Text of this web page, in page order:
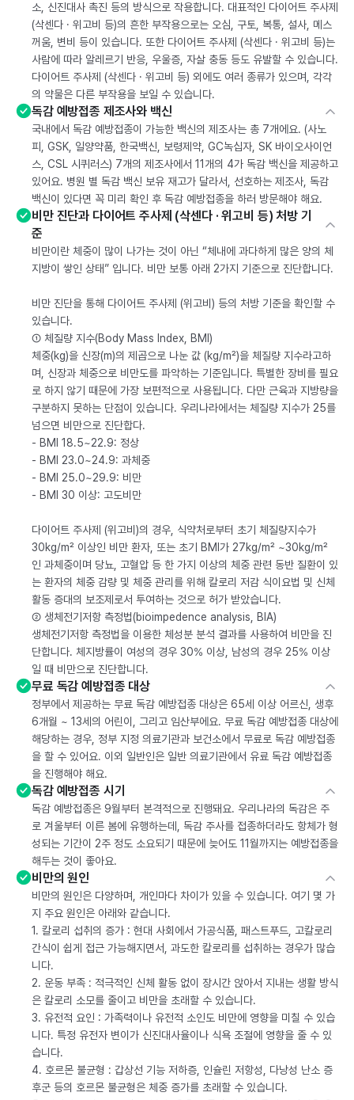
소, 신진대사 촉진 등의 방식으로 작용합니다. 대표적인 다이어트 주사제
(삭센다 · 위고비 등)의 흔한 부작용으로는 오심, 구토, 복통, 설사, 메스
꺼움, 변비 등이 있습니다. 또한 다이어트 주사제 (삭센다 · 위고비 등)는
사람에 따라 알레르기 반응, 우울증, 자살 충동 등도 유발할 수 있습니다.
다이어트 주사제 (삭센다 · 위고비 등) 외에도 여러 종류가 있으며, 각각
의 약물은 다른 부작용을 보일 수 있습니다.
독감 예방접종 제조사와 백신
국내에서 독감 예방접종이 가능한 백신의 제조사는 총 7개에요. (사노
피, GSK, 일양약품, 한국백신, 보령제약, GC녹십자, SK 바이오사이언
스, CSL 시퀴러스) 7개의 제조사에서 11개의 4가 독감 백신을 제공하고
있어요. 병원 별 독감 백신 보유 재고가 달라서, 선호하는 제조사, 독감
백신이 있다면 꼭 미리 확인 후 독감 예방접종을 하러 방문해야 해요.
비만 진단과 다이어트 주사제 (삭센다 · 위고비 등) 처방 기
준
비만이란 체중이 많이 나가는 것이 아닌 “체내에 과다하게 많은 양의 체
지방이 쌓인 상태” 입니다. 비만 보통 아래 2가지 기준으로 진단합니다.
비만 진단을 통해 다이어트 주사제 (위고비) 등의 처방 기준을 확인할 수
있습니다.
① 체질량 지수(Body Mass Index, BMI)
체중(kg)을 신장(m)의 제곱으로 나눈 값 (kg/m²)을 체질량 지수라고하
며, 신장과 체중으로 비만도를 파악하는 기준입니다. 특별한 장비를 필요
로 하지 않기 때문에 가장 보편적으로 사용됩니다. 다만 근육과 지방량을
구분하지 못하는 단점이 있습니다. 우리나라에서는 체질량 지수가 25를
넘으면 비만으로 진단합다.
- BMI 18.5~22.9: 정상
- BMI 23.0~24.9: 과체중
- BMI 25.0~29.9: 비만
- BMI 30 이상: 고도비만
다이어트 주사제 (위고비)의 경우, 식약처로부터 초기 체질량지수가
30kg/m² 이상인 비만 환자, 또는 초기 BMI가 27kg/m² ~30kg/m²
인 과체중이며 당뇨, 고혈압 등 한 가지 이상의 체중 관련 동반 질환이 있
는 환자의 체중 감량 및 체중 관리를 위해 칼로리 저감 식이요법 및 신체
활동 증대의 보조제로서 투여하는 것으로 허가 받았습니다.
② 생체전기저항 측정법(bioimpedence analysis, BIA)
생체전기저항 측정법을 이용한 체성분 분석 결과를 사용하여 비만을 진
단합니다. 체지방률이 여성의 경우 30% 이상, 남성의 경우 25% 이상
일 때 비만으로 진단합니다.
무료 독감 예방접종 대상
정부에서 제공하는 무료 독감 예방접종 대상은 65세 이상 어르신, 생후
6개월 ~ 13세의 어린이, 그리고 임산부에요. 무료 독감 예방접종 대상에
해당하는 경우, 정부 지정 의료기관과 보건소에서 무료로 독감 예방접종
을 할 수 있어요. 이외 일반인은 일반 의료기관에서 유료 독감 예방접종
을 진행해야 해요.
독감 예방접종 시기
독감 예방접종은 9월부터 본격적으로 진행돼요. 우리나라의 독감은 주
로 겨울부터 이른 봄에 유행하는데, 독감 주사를 접종하더라도 항체가 형
성되는 기간이 2주 정도 소요되기 때문에 늦어도 11월까지는 예방접종을
해두는 것이 좋아요.
비만의 원인
비만의 원인은 다양하며, 개인마다 차이가 있을 수 있습니다. 여기 몇 가
지 주요 원인은 아래와 같습니다.
1. 칼로리 섭취의 증가 : 현대 사회에서 가공식품, 패스트푸드, 고칼로리
간식이 쉽게 접근 가능해지면서, 과도한 칼로리를 섭취하는 경우가 많습
니다.
2. 운동 부족 : 적극적인 신체 활동 없이 장시간 앉아서 지내는 생활 방식
은 칼로리 소모를 줄이고 비만을 초래할 수 있습니다.
3. 유전적 요인 : 가족력이나 유전적 소인도 비만에 영향을 미칠 수 있습
니다. 특정 유전자 변이가 신진대사율이나 식욕 조절에 영향을 줄 수 있
습니다.
4. 호르몬 불균형 : 갑상선 기능 저하증, 인슐린 저항성, 다낭성 난소 증
후군 등의 호르몬 불균형은 체중 증가를 초래할 수 있습니다.